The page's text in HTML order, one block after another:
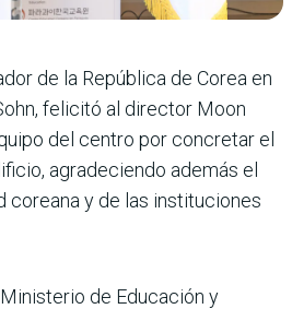
de la República de Corea en
felicitó al director Moon
del centro por concretar el
agradeciendo además el
coreana y de las instituciones
de Educación y